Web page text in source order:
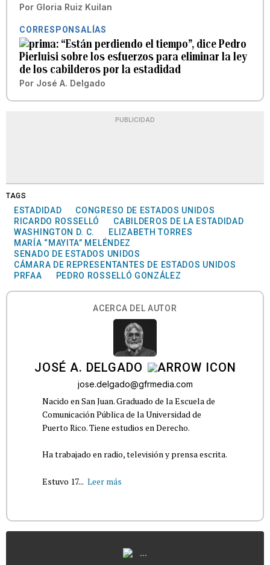
Por Gloria Ruiz Kuilan
CORRESPONSALÍAS
“Están perdiendo el tiempo”, dice Pedro
Pierluisi sobre los esfuerzos para eliminar la ley
de los cabilderos por la estadidad
Por José A. Delgado
PUBLICIDAD
TAGS
ESTADIDAD
CONGRESO DE ESTADOS UNIDOS
RICARDO ROSSELLÓ
CABILDEROS DE LA ESTADIDAD
WASHINGTON D. C.
ELIZABETH TORRES
MARÍA “MAYITA” MELÉNDEZ
SENADO DE ESTADOS UNIDOS
CÁMARA DE REPRESENTANTES DE ESTADOS UNIDOS
PRFAA
PEDRO ROSSELLÓ GONZÁLEZ
ACERCA DEL AUTOR
JOSÉ A. DELGADO
jose.delgado@gfrmedia.com
Nacido en San Juan. Graduado de la Escuela de
Comunicación Pública de la Universidad de
Puerto Rico. Tiene estudios en Derecho.
Ha trabajado en radio, televisión y prensa escrita.
Estuvo 17... Leer más
...